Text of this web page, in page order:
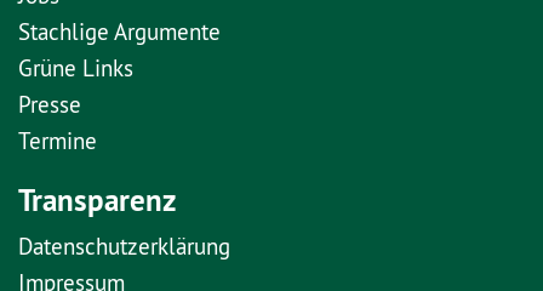
Stachlige Argumente
Grüne Links
Presse
Termine
Transparenz
Datenschutzerklärung
Impressum